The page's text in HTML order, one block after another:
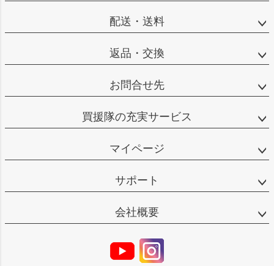
配送・送料
返品・交換
お問合せ先
買援隊の充実サービス
マイページ
サポート
会社概要